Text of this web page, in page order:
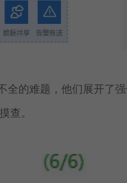
的难题，他们展开了
查。